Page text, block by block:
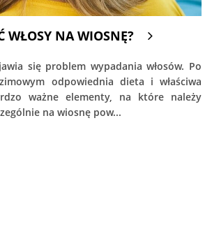
WŁOSY NA WIOSNĘ?
się problem wypadania włosów. Po
odpowiednia dieta i właściwa
ważne elementy, na które należy
na wiosnę pow...